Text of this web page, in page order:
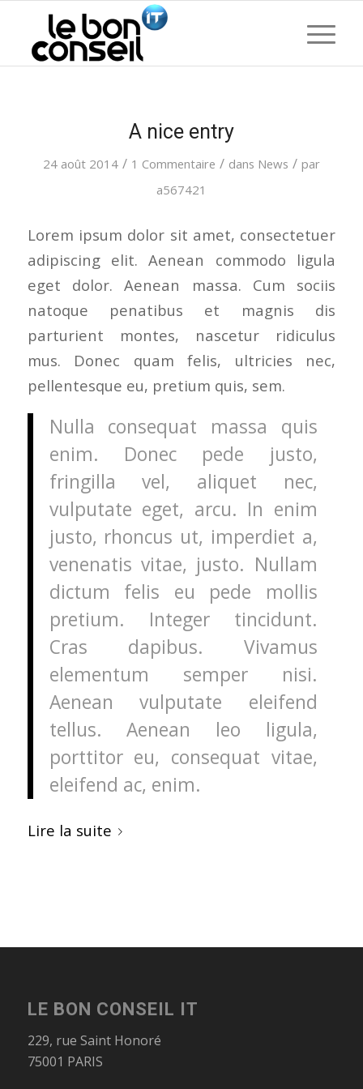
A nice entry
24 août 2014 / 1 Commentaire / dans News / par
a567421
Lorem ipsum dolor sit amet, consectetuer
adipiscing elit. Aenean commodo ligula
eget dolor. Aenean massa. Cum sociis
natoque penatibus et magnis dis
parturient montes, nascetur ridiculus
mus. Donec quam felis, ultricies nec,
pellentesque eu, pretium quis, sem.
Nulla consequat massa quis
enim. Donec pede justo,
fringilla vel, aliquet nec,
vulputate eget, arcu. In enim
justo, rhoncus ut, imperdiet a,
venenatis vitae, justo. Nullam
dictum felis eu pede mollis
pretium. Integer tincidunt.
Cras dapibus. Vivamus
elementum semper nisi.
Aenean vulputate eleifend
tellus. Aenean leo ligula,
porttitor eu, consequat vitae,
eleifend ac, enim.
Lire la suite
LE BON CONSEIL IT
229, rue Saint Honoré
75001 PARIS